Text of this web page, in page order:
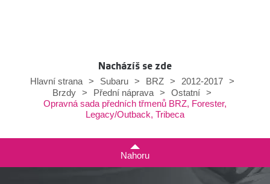
Nacházíš se zde
Hlavní strana
> Subaru > BRZ > 2012-2017
>
Brzdy > Přední náprava > Ostatní >
Opravná sada předních třmenů BRZ, Forester,
Legacy/Outback, Tribeca
Nahoru